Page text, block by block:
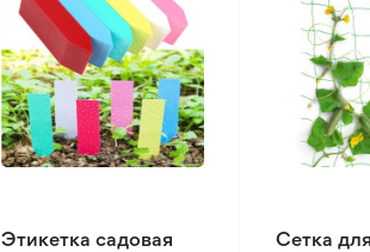
Этикетка садовая
Сетка